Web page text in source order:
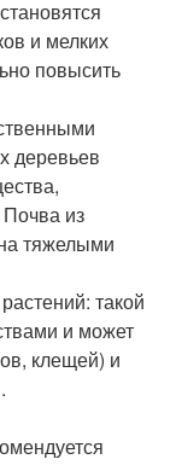
и мелких
повысить
деревьев
из
тяжелыми
такой
и может
клещей) и